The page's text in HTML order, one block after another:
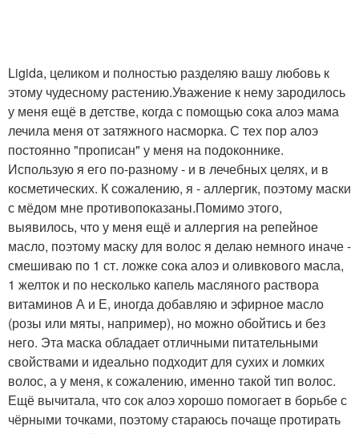
Ligida, целиком и полностью разделяю вашу любовь к
этому чудесному растению.Уважение к нему зародилось
у меня ещё в детстве, когда с помощью сока алоэ мама
лечила меня от затяжного насморка. С тех пор алоэ
постоянно "прописан" у меня на подоконнике.
Использую я его по-разному - и в лечебных целях, и в
косметических. К сожалению, я - аллергик, поэтому маски
с мёдом мне противопоказаны.Помимо этого,
выявилось, что у меня ещё и аллергия на репейное
масло, поэтому маску для волос я делаю немного иначе -
смешиваю по 1 ст. ложке сока алоэ и оливкового масла,
1 желток и по несколько капель масляного раствора
витаминов А и Е, иногда добавляю и эфирное масло
(розы или мяты, например), но можно обойтись и без
него. Эта маска обладает отличными питательными
свойствами и идеально подходит для сухих и ломких
волос, а у меня, к сожалению, именно такой тип волос.
Ещё вычитала, что сок алоэ хорошо помогает в борьбе с
чёрными точками, поэтому стараюсь почаще протирать